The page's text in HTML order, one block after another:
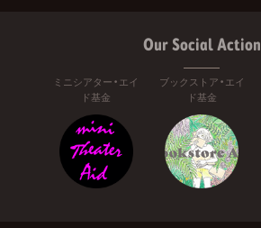
Our Social Action
ミニシアター・エイ
ド基金
ブックストア・エイ
ド基金